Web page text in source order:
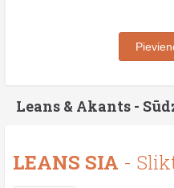
Leans & Akants -
LEANS SIA -